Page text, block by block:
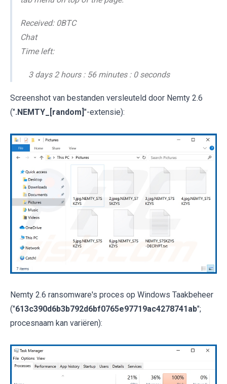
Received: 0BTC
Chat
Time left:
3 days 2 hours : 56 minutes : 0 seconds
Screenshot van bestanden versleuteld door Nemty 2.6
(".NEMTY_[random]"-extensie):
Nemty 2.6 ransomware's proces op Windows Taakbeheer
("613c390d6b3b792d6bf0765e97719ac4278741ab";
procesnaam kan variëren):